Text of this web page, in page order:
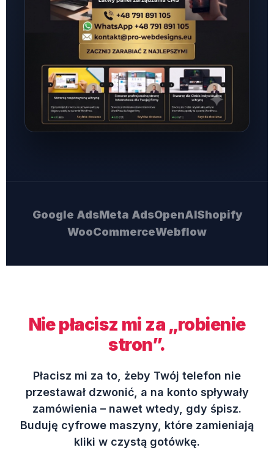
Google AdsMeta AdsOpenAIShopify
WooCommerceWebflow
Nie płacisz mi za „robienie
stron”.
Płacisz mi za to, żeby Twój telefon nie
przestawał dzwonić, a na konto spływały
zamówienia – nawet wtedy, gdy śpisz.
Buduję cyfrowe maszyny, które zamieniają
kliki w czystą gotówkę.